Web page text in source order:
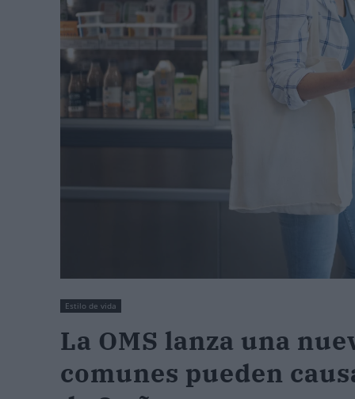
Estilo de vida
La OMS lanza una
comunes pueden